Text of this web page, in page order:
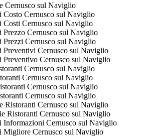
Cernusco sul Naviglio
Costo Cernusco sul Naviglio
Costi Cernusco sul Naviglio
Prezzo Cernusco sul Naviglio
Prezzi Cernusco sul Naviglio
Preventivi Cernusco sul Naviglio
Preventivo Cernusco sul Naviglio
Cernusco sul Naviglio
Cernusco sul Naviglio
Cernusco sul Naviglio
Cernusco sul Naviglio
Ristoranti Cernusco sul Naviglio
Ristoranti Cernusco sul Naviglio
Informazioni Cernusco sul Naviglio
Migliore Cernusco sul Naviglio